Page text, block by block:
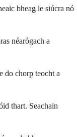
bheag le siúcra nó
néarógach a
do chorp teocht a
thart. Seachain